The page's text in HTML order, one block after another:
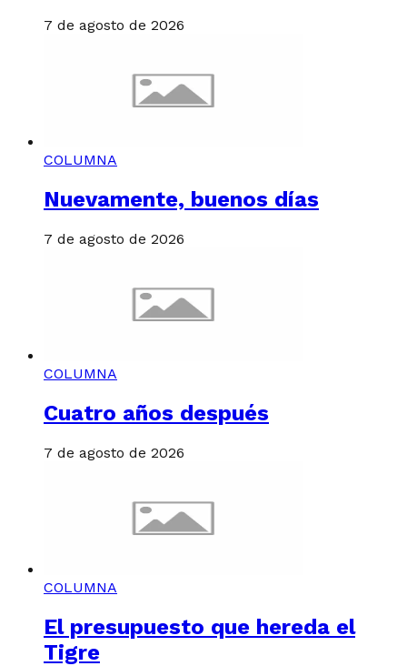
7 de agosto de 2026
COLUMNA
Nuevamente, buenos días
7 de agosto de 2026
COLUMNA
Cuatro años después
7 de agosto de 2026
COLUMNA
El presupuesto que hereda el
Tigre